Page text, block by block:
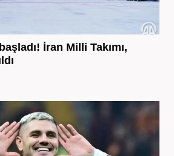
İran Milli Takımı,